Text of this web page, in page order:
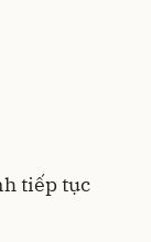
tiếp tục